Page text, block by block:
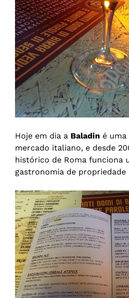
Hoje em dia a Baladin é
mercado italiano, e desde
histórico de Roma funciona
gastronomia de propriedade